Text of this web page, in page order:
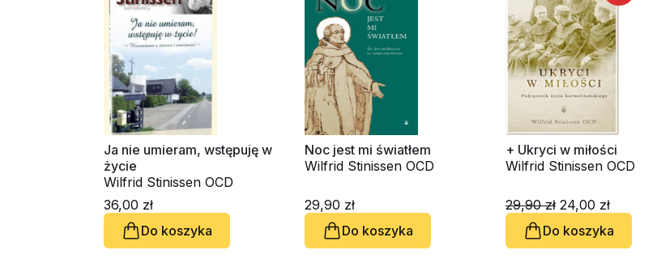
Ja nie umieram, wstępuję w
życie
Wilfrid Stinissen OCD
36,00 zł
Do koszyka
Noc jest mi światłem
Wilfrid Stinissen OCD
29,90 zł
Do koszyka
+ Ukryci w miłości
Wilfrid Stinissen OCD
29,90 zł 24,00 zł
Do koszyka